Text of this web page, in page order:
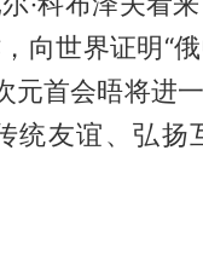
向世界证明“
元首会晤将进
统友谊、弘扬